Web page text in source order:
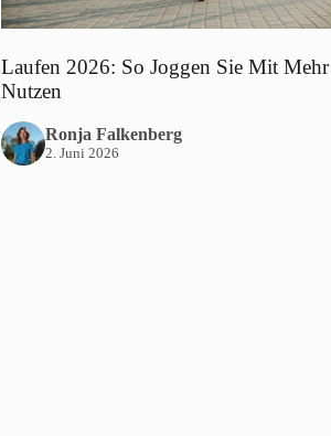
Laufen 2026: So Joggen Sie Mit Mehr
Nutzen
Ronja Falkenberg
2. Juni 2026